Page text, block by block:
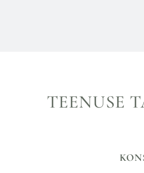
TEENUSE